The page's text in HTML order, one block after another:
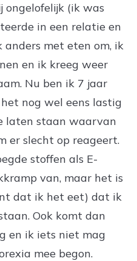
ongelofelijk (ik was
in een relatie en
met eten om, ik
en ik kreeg weer
Nu ben ik 7 jaar
nog wel eens lastig
laten staan waarvan
er slecht op reageert.
stoffen als E-
van, maar het is
dat ik het eet) dat ik
Ook komt dan
en ik iets niet mag
mee begon.